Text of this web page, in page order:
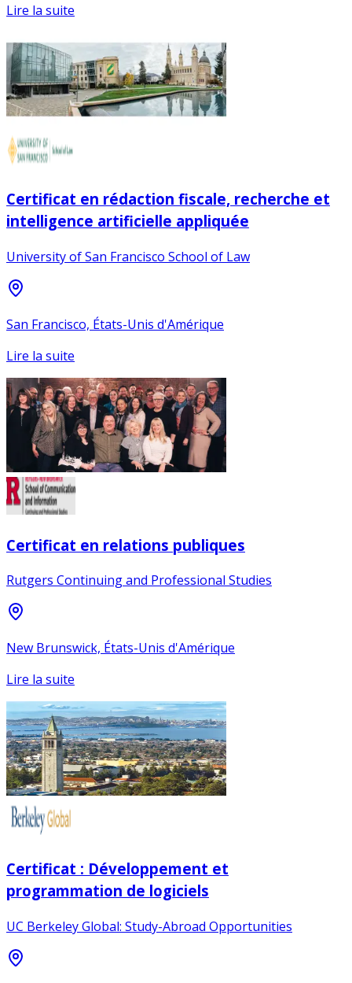
Lire la suite
Certificat en rédaction fiscale, recherche et
intelligence artificielle appliquée
University of San Francisco School of Law
San Francisco, États-Unis d'Amérique
Lire la suite
Certificat en relations publiques
Rutgers Continuing and Professional Studies
New Brunswick, États-Unis d'Amérique
Lire la suite
Certificat : Développement et
programmation de logiciels
UC Berkeley Global: Study-Abroad Opportunities